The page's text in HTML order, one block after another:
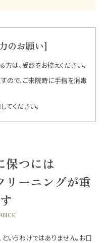
のお願い]
は、受診をお控えください。
ので、ご来院時に手指を消毒
てください。
保つには
リーニングが重
いうわけではありません。お口